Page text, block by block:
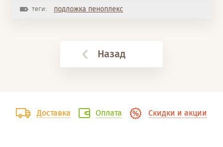
теги: подложка пеноплекс
Назад
Доставка Оплата Скидки и акции